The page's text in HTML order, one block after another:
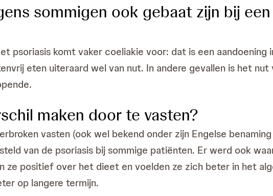
sommigen ook gebaat zijn bij
psoriasis komt vaker coeliakie voor: dat is een aandoening
eten uiteraard wel van nut. In andere gevallen is het
maken door te vasten?
vasten (ook wel bekend onder zijn Engelse
van de psoriasis bij sommige patiënten. Er werd ook
ze positief over het dieet en voelden ze zich beter in het
op langere termijn.